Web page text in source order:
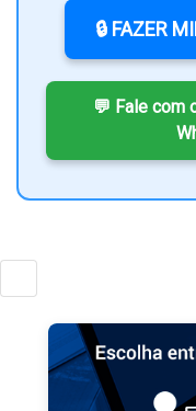
🔒 FAZER
💬 Fale com